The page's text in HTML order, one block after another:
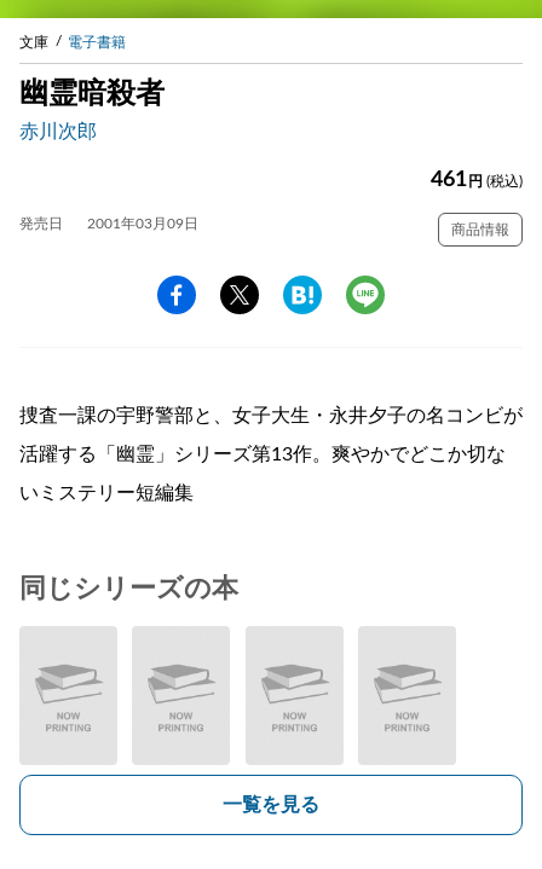
文庫 電子書籍
幽霊暗殺者
赤川次郎
461 円 (税込)
発売日 2001年03月09日 商品情報
捜査一課の宇野警部と、女子大生・永井夕子の名コンビが
活躍する「幽霊」シリーズ第13作。爽やかでどこか切な
いミステリー短編集
同じシリーズの本
一覧を見る